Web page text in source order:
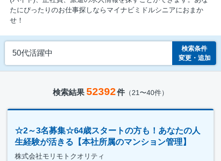
たにぴったりのお仕事探しならマイナビミドルシニアにおまか
せ！
50代活躍中
検索条件
変更・追加
検索結果 52392件（21〜40件）
☆2～3名募集☆64歳スタートの方も！あなたの人
生経験が活きる【本社所属のマンション管理】
株式会社モリモトクオリティ